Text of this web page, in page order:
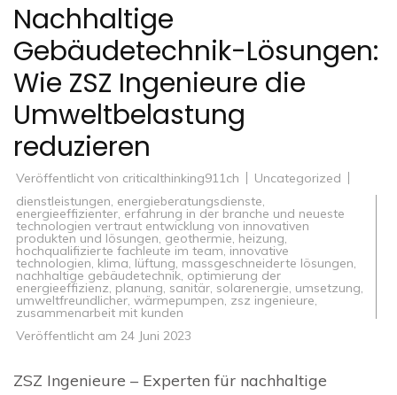
Nachhaltige
Gebäudetechnik-Lösungen:
Wie ZSZ Ingenieure die
Umweltbelastung
reduzieren
Veröffentlicht von criticalthinking911ch
Uncategorized
dienstleistungen, energieberatungsdienste,
energieeffizienter, erfahrung in der branche und neueste
technologien vertraut entwicklung von innovativen
produkten und lösungen, geothermie, heizung,
hochqualifizierte fachleute im team, innovative
technologien, klima, lüftung, massgeschneiderte lösungen,
nachhaltige gebäudetechnik, optimierung der
energieeffizienz, planung, sanitär, solarenergie, umsetzung,
umweltfreundlicher, wärmepumpen, zsz ingenieure,
zusammenarbeit mit kunden
Veröffentlicht am 24 Juni 2023
ZSZ Ingenieure – Experten für nachhaltige